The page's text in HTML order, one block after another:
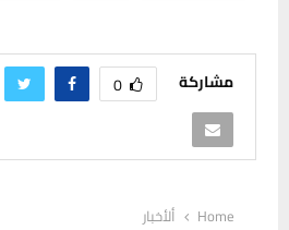
مشاركة 0
Home
ألأخبار